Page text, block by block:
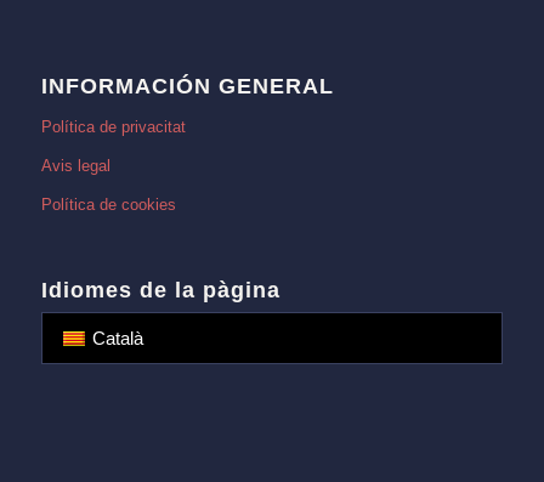
INFORMACIÓN GENERAL
Política de privacitat
Avis legal
Política de cookies
Idiomes de la pàgina
Català